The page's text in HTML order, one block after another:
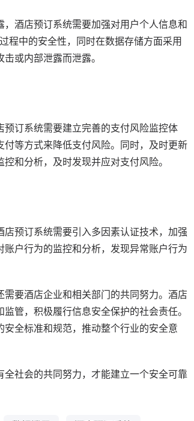
酒店预订系统需要加强对用户个人信息和
程中的安全性，同时在数据存储方面采用
或内部泄露而泄露。
订系统需要建立完善的支付风险监控体
等方式来降低支付风险。同时，及时更新
和分析，及时发现并应对支付风险。
预订系统需要引入多因素认证技术，加强
户行为的监控和分析，发现异常账户行为
要酒店企业和相关部门的共同努力。酒店
管，积极履行信息安全保护的社会责任。
全标准和规范，推动整个行业的安全意
社会的共同努力，才能建立一个安全可靠